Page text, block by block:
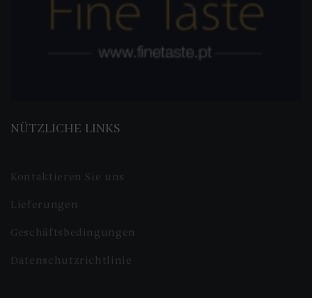
NÜTZLICHE LINKS
Kontaktieren Sie uns
Lieferungen
Geschäftsbedingungen
Datenschutzrichtlinie